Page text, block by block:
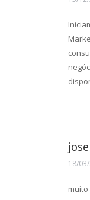
jose
says:
18/